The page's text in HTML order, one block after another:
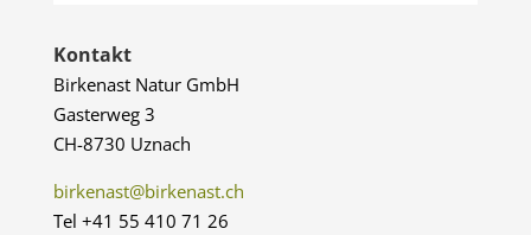
Kontakt
Birkenast Natur GmbH
Gasterweg 3
CH-8730 Uznach
birkenast@birkenast.ch
Tel +41 55 410 71 26